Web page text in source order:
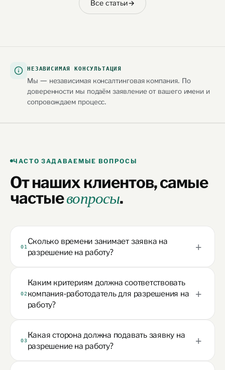
Все статьи→
НЕЗАВИСИМАЯ КОНСУЛЬТАЦИЯ
Мы — независимая консалтинговая компания. По
доверенности мы подаём заявление от вашего имени и
сопровождаем процесс.
ЧАСТО ЗАДАВАЕМЫЕ ВОПРОСЫ
От наших клиентов,самые
частыевопросы.
01 Сколько времени занимает заявка на
разрешение на работу?
02
Каким критериям должна соответствовать
компания-работодатель для разрешения на
работу?
03Какая сторона должна подавать заявку на
разрешение на работу?